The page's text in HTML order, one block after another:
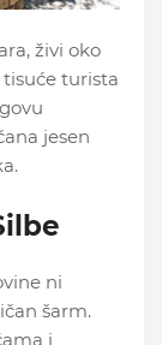
živi oko
turista
jesen
ni
šarm.
i